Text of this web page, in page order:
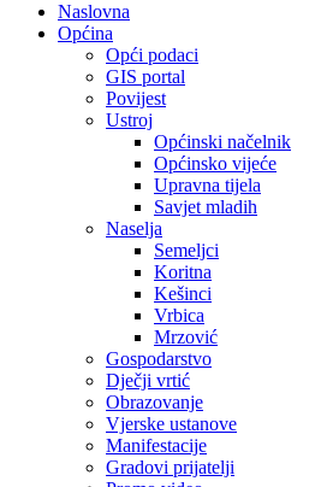
Naslovna
Općina
Opći podaci
GIS portal
Povijest
Ustroj
Općinski načelnik
Općinsko vijeće
Upravna tijela
Savjet mladih
Naselja
Semeljci
Koritna
Kešinci
Vrbica
Mrzović
Gospodarstvo
Dječji vrtić
Obrazovanje
Vjerske ustanove
Manifestacije
Gradovi prijatelji